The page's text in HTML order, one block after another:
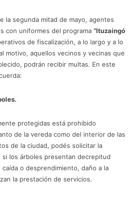
la segunda mitad de mayo, agentes
con uniformes del programa “Ituzaingó
de fiscalización, a lo largo y a lo
motivo, aquellos vecinos y vecinas que
podrán recibir multas. En este
protegidas está prohibido
de la vereda como del interior de las
de la ciudad, podés solicitar la
si los árboles presentan decrepitud
o desprendimiento, daño a la
la prestación de servicios.